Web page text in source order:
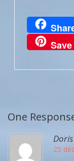
Save
One
Doris
25